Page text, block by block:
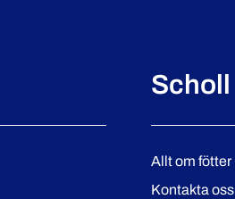
Scholl
Allt om fötter
Kontakta oss